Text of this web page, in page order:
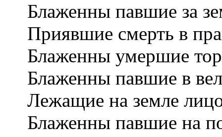
Блаженны павшие за
Приявшие смерть в
Блаженны умершие
Блаженны павшие в
Лежащие на земле
Блаженны павшие на